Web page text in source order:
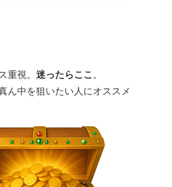
重視。 迷ったらここ
ん中を狙いたい人にオススメ